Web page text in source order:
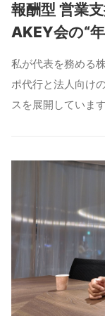
報酬型 営業
AKEY会の“
私が代表を務める
ポ代行と法人向け
スを展開しています